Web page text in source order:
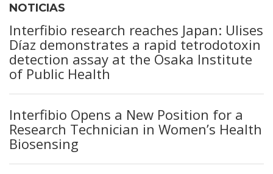
NOTICIAS
Interfibio research reaches Japan: Ulises
Díaz demonstrates a rapid tetrodotoxin
detection assay at the Osaka Institute
of Public Health
Interfibio Opens a New Position for a
Research Technician in Women’s Health
Biosensing